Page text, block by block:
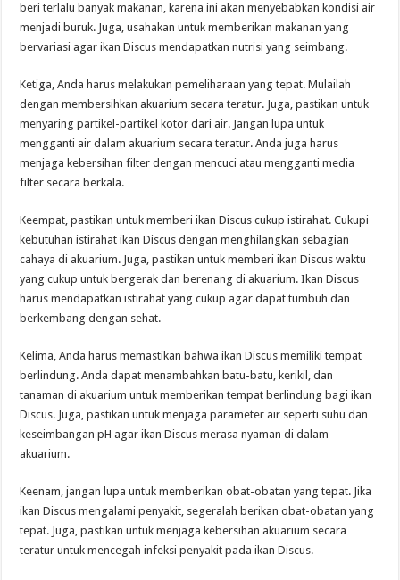
beri terlalu banyak makanan, karena ini akan menyebabkan kondisi air
menjadi buruk. Juga, usahakan untuk memberikan makanan yang
bervariasi agar ikan Discus mendapatkan nutrisi yang seimbang.
Ketiga, Anda harus melakukan pemeliharaan yang tepat. Mulailah
dengan membersihkan akuarium secara teratur. Juga, pastikan untuk
menyaring partikel-partikel kotor dari air. Jangan lupa untuk
mengganti air dalam akuarium secara teratur. Anda juga harus
menjaga kebersihan filter dengan mencuci atau mengganti media
filter secara berkala.
Keempat, pastikan untuk memberi ikan Discus cukup istirahat. Cukupi
kebutuhan istirahat ikan Discus dengan menghilangkan sebagian
cahaya di akuarium. Juga, pastikan untuk memberi ikan Discus waktu
yang cukup untuk bergerak dan berenang di akuarium. Ikan Discus
harus mendapatkan istirahat yang cukup agar dapat tumbuh dan
berkembang dengan sehat.
Kelima, Anda harus memastikan bahwa ikan Discus memiliki tempat
berlindung. Anda dapat menambahkan batu-batu, kerikil, dan
tanaman di akuarium untuk memberikan tempat berlindung bagi ikan
Discus. Juga, pastikan untuk menjaga parameter air seperti suhu dan
keseimbangan pH agar ikan Discus merasa nyaman di dalam
akuarium.
Keenam, jangan lupa untuk memberikan obat-obatan yang tepat. Jika
ikan Discus mengalami penyakit, segeralah berikan obat-obatan yang
tepat. Juga, pastikan untuk menjaga kebersihan akuarium secara
teratur untuk mencegah infeksi penyakit pada ikan Discus.